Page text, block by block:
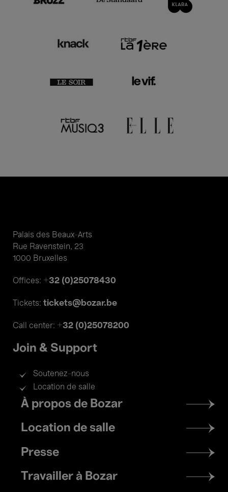
Palais des Beaux-Arts
Rue Ravenstein, 23
1000 Bruxelles
Offices: +32 (0)25078430
Tickets: tickets@bozar.be
Call center: +32 (0)25078200
Join & Support
Soutenez-nous
Location de salle
Footer
menu
À propos de Bozar
Location de salle
Presse
Travailler à Bozar